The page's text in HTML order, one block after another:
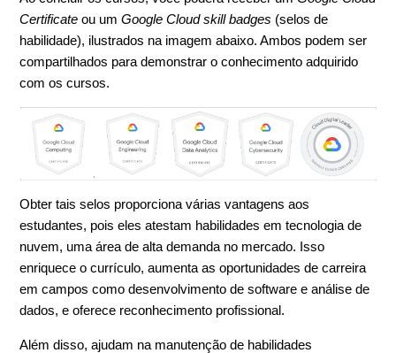
Certificateou umGoogle Cloud skill badges (selos de
habilidade), ilustrados na imagem abaixo. Ambos podem ser
compartilhados para demonstrar o conhecimento adquirido
com os cursos.
Obter tais selos proporciona várias vantagens aos
estudantes, pois eles atestam habilidades em tecnologia de
nuvem, uma área de alta demanda no mercado. Isso
enriquece o currículo, aumenta as oportunidades de carreira
em campos como desenvolvimento de software e análise de
dados, e oferece reconhecimento profissional.
Além disso, ajudam na manutenção de habilidades